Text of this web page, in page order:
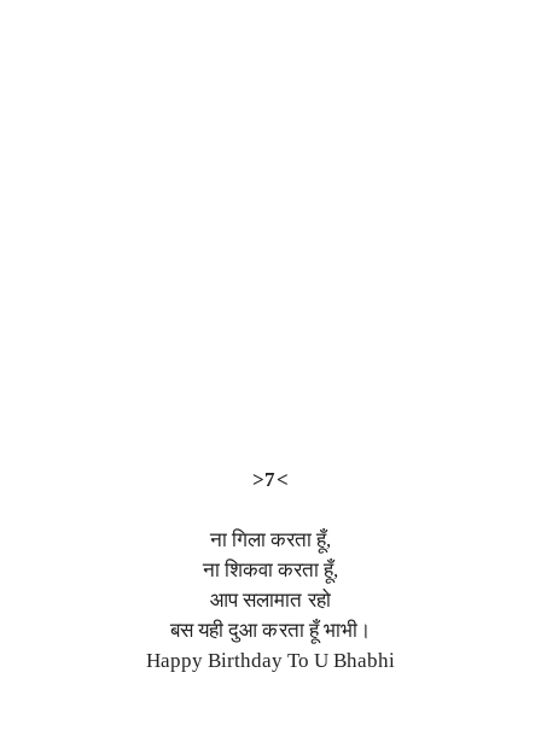
>7<
ना गिला करता हूँ,
ना शिकवा करता हूँ,
आप सलामात रहो
बस यही दुआ करता हूँ भाभी।
Happy Birthday To U Bhabhi